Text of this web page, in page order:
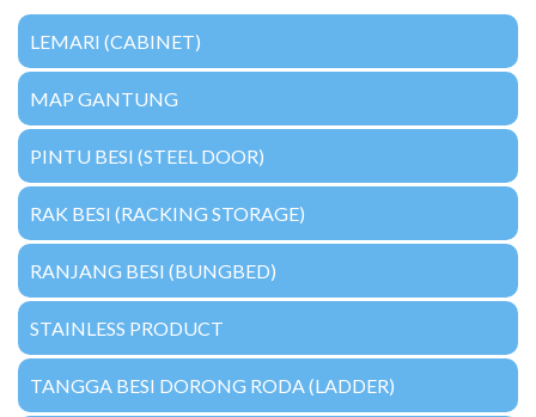
LEMARI (CABINET)
MAP GANTUNG
PINTU BESI (STEEL DOOR)
RAK BESI (RACKING STORAGE)
RANJANG BESI (BUNGBED)
STAINLESS PRODUCT
TANGGA BESI DORONG RODA (LADDER)